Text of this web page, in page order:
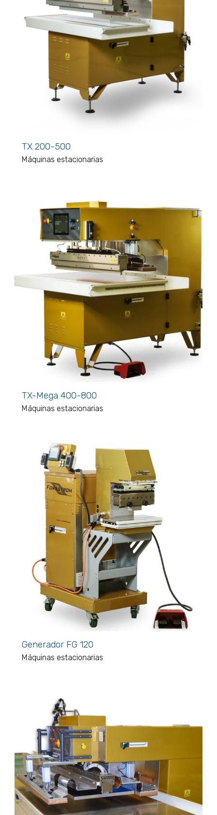
TX 200-500
Máquinas estacionarias
TX-Mega 400-800
Máquinas estacionarias
Generador FG 120
Máquinas estacionarias